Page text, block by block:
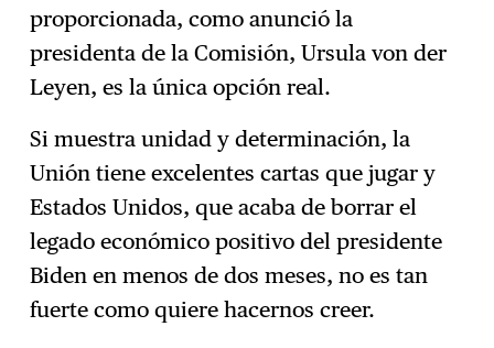
proporcionada, como anunció la
presidenta de la Comisión, Ursula von der
Leyen, es la única opción real.
Si muestra unidad y determinación, la
Unión tiene excelentes cartas que jugar y
Estados Unidos, que acaba de borrar el
legado económico positivo del presidente
Biden en menos de dos meses, no es tan
fuerte como quiere hacernos creer.